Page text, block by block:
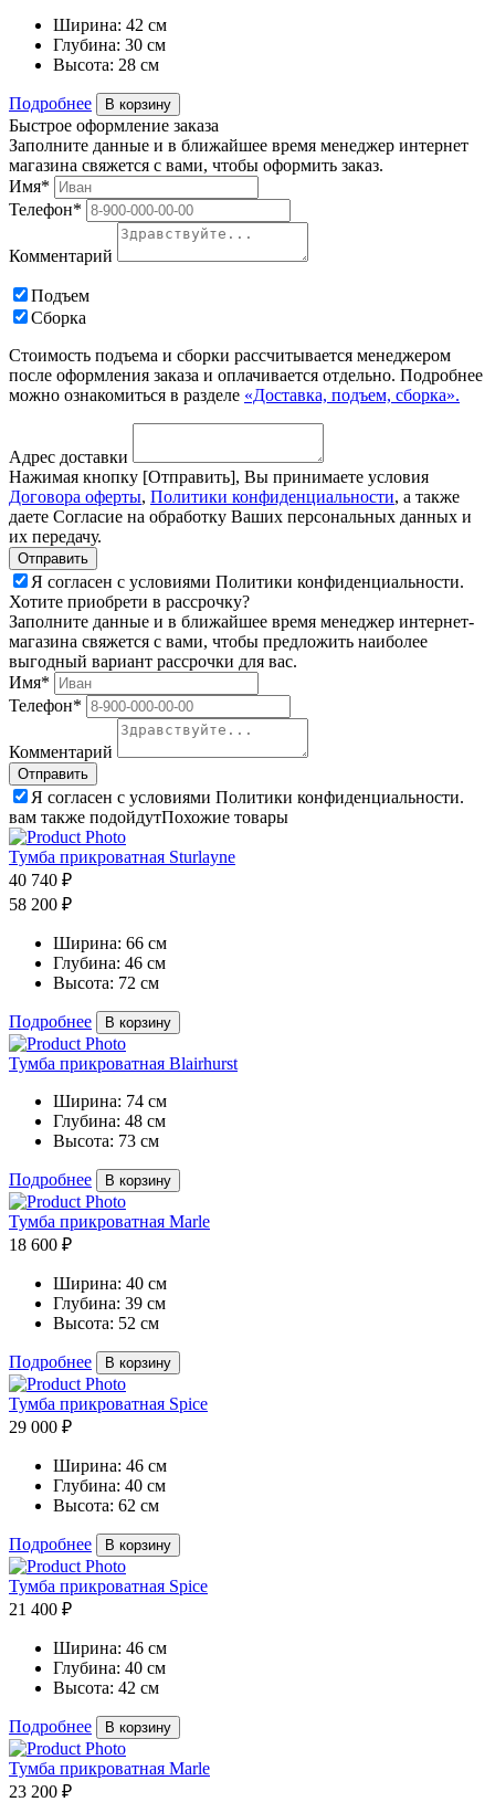
Ширина: 42 см
Глубина: 30 см
Высота: 28 см
Подробнее В корзину
Быстрое оформление заказа
Заполните данные и в ближайшее время менеджер интернет
магазина свяжется с вами, чтобы оформить заказ.
Имя*
Телефон*
Комментарий
Подъем
Сборка
Стоимость подъема и сборки рассчитывается менеджером
после оформления заказа и оплачивается отдельно. Подробнее
можно ознакомиться в разделе «Доставка, подъем, сборка».
Адрес доставки
Нажимая кнопку [Отправить], Вы принимаете условия
Договора оферты, Политики конфиденциальности, а также
даете Согласие на обработку Ваших персональных данных и
их передачу.
Я согласен с условиями Политики конфиденциальности.
Хотите приобрети в рассрочку?
Заполните данные и в ближайшее время менеджер интернет-
магазина свяжется с вами, чтобы предложить наиболее
выгодный вариант рассрочки для вас.
Имя*
Телефон*
Комментарий
Я согласен с условиями Политики конфиденциальности.
вам также подойдутПохожие товары
Тумба прикроватная Sturlayne
40 740 ₽
58 200 ₽
Ширина: 66 см
Глубина: 46 см
Высота: 72 см
Подробнее В корзину
Тумба прикроватная Blairhurst
Ширина: 74 см
Глубина: 48 см
Высота: 73 см
Подробнее В корзину
Тумба прикроватная Marle
18 600 ₽
Ширина: 40 см
Глубина: 39 см
Высота: 52 см
Подробнее В корзину
Тумба прикроватная Spice
29 000 ₽
Ширина: 46 см
Глубина: 40 см
Высота: 62 см
Подробнее В корзину
Тумба прикроватная Spice
21 400 ₽
Ширина: 46 см
Глубина: 40 см
Высота: 42 см
Подробнее В корзину
Тумба прикроватная Marle
23 200 ₽